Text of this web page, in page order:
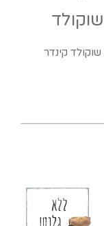
שוקולד
שוקולד קינדר